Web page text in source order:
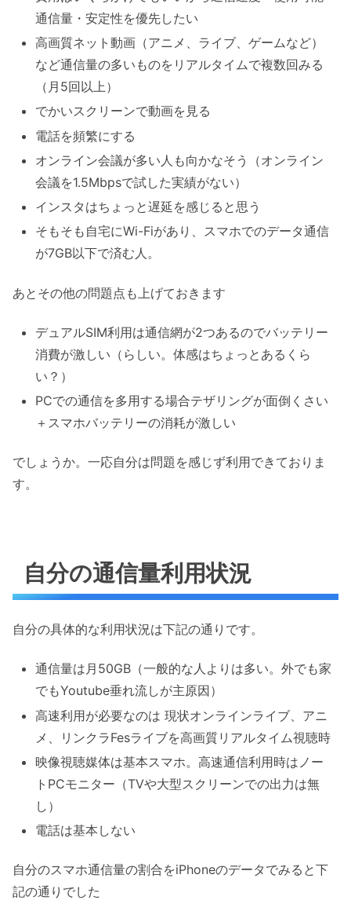
通信量・安定性を優先したい
高画質ネット動画（アニメ、ライブ、ゲームなど）
など通信量の多いものをリアルタイムで複数回みる
（月5回以上）
でかいスクリーンで動画を見る
電話を頻繁にする
オンライン会議が多い人も向かなそう（オンライン
会議を1.5Mbpsで試した実績がない）
インスタはちょっと遅延を感じると思う
そもそも自宅にWi-Fiがあり、スマホでのデータ通信
が7GB以下で済む人。
あとその他の問題点も上げておきます
デュアルSIM利用は通信網が2つあるのでバッテリー
消費が激しい（らしい。体感はちょっとあるくら
い？）
PCでの通信を多用する場合テザリングが面倒くさい
＋スマホバッテリーの消耗が激しい
でしょうか。一応自分は問題を感じず利用できておりま
す。
自分の通信量利用状況
自分の具体的な利用状況は下記の通りです。
通信量は月50GB（一般的な人よりは多い。外でも家
でもYoutube垂れ流しが主原因）
高速利用が必要なのは 現状オンラインライブ、アニ
メ、リンクラFesライブを高画質リアルタイム視聴時
映像視聴媒体は基本スマホ。高速通信利用時はノー
トPCモニター（TVや大型スクリーンでの出力は無
し）
電話は基本しない
自分のスマホ通信量の割合をiPhoneのデータでみると下
記の通りでした